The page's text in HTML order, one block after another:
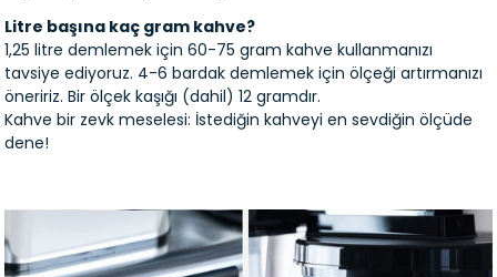
Litre başına kaç gram kahve?
1,25 litre demlemek için 60-75 gram kahve kullanmanızı
tavsiye ediyoruz. 4-6 bardak demlemek için ölçeği artırmanızı
öneririz. Bir ölçek kaşığı (dahil) 12 gramdır.
Kahve bir zevk meselesi: İstediğin kahveyi en sevdiğin ölçüde
dene!